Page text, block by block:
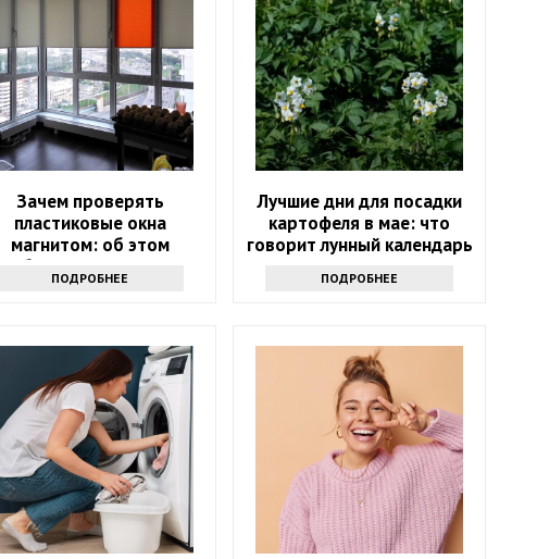
Зачем проверять
пластиковые окна
магнитом: об этом
большинство не
догадывается, а зря
ПОДРОБНЕЕ
Лучшие дни для посадки
картофеля в мае: что
говорит лунный календарь
ПОДРОБНЕЕ